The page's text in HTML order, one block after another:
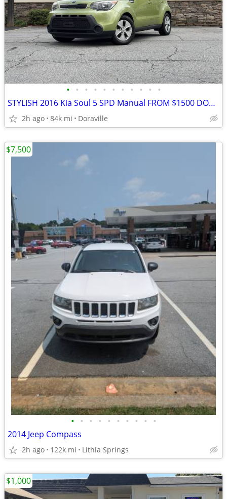
• • • • • • • • • • •
STYLISH 2016 Kia Soul 5 SPD Manual FROM $1500 DOWN 9% INTEREST WITH LO
2h ago 84k mi Doraville
• • • • • • • • • •
2014 Jeep Compass
2h ago 122k mi Lithia Springs
$7,500
$1,000